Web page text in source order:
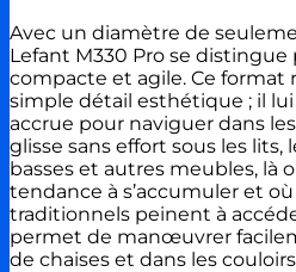
Avec un diamètre de
Lefant M330 Pro se distingue
compacte et agile. Ce format
simple détail esthétique ; il
accrue pour naviguer dans
glisse sans effort sous les lits,
basses et autres meubles, là
tendance à s’accumuler et
traditionnels peinent à
permet de manœuvrer
de chaises et dans les